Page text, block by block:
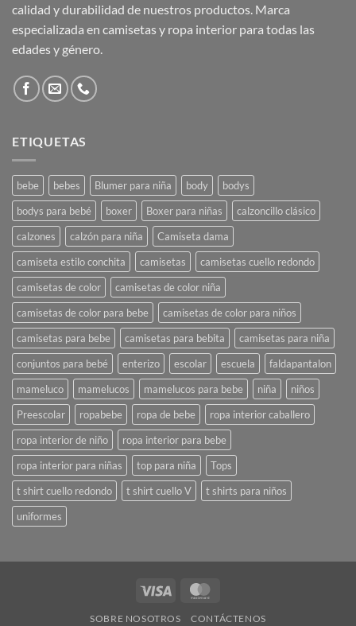
calidad y durabilidad de nuestros productos. Marca
especializada en camisetas y ropa interior para todas las
edades y género.
ETIQUETAS
bebe bebes Blumer para niña body
bodys
bodys para bebé
boxer Boxer para niñas
calzoncillo clásico
calzones
calzón para niña
Camiseta dama
camiseta estilo conchita
camisetas
camisetas cuello redondo
camisetas de color
camisetas de color niña
camisetas de color para bebe
camisetas de color para niños
camisetas para bebe
camisetas para bebita
camisetas para niña
conjuntos para bebé
enterizo escolar escuela
faldapantalon
mameluco
mamelucos mamelucos para bebe niña
niños
Preescolar
ropabebe ropa de bebe
ropa interior caballero
ropa interior de niño
ropa interior para bebe
ropa interior para niñas
top para niña
Tops
t shirt cuello redondo
t shirt cuello V
t shirts para niños
uniformes
Visa
SOBRE NOSOTROS CONTÁCTENOS